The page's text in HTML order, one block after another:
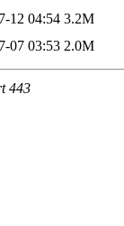
12 04:54 3.2M
07 03:53 2.0M
443